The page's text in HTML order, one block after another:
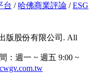
台 / 哈佛商業評論 /ESG
版股份有限公司. All
：週一 ~ 週五 9:00 ~